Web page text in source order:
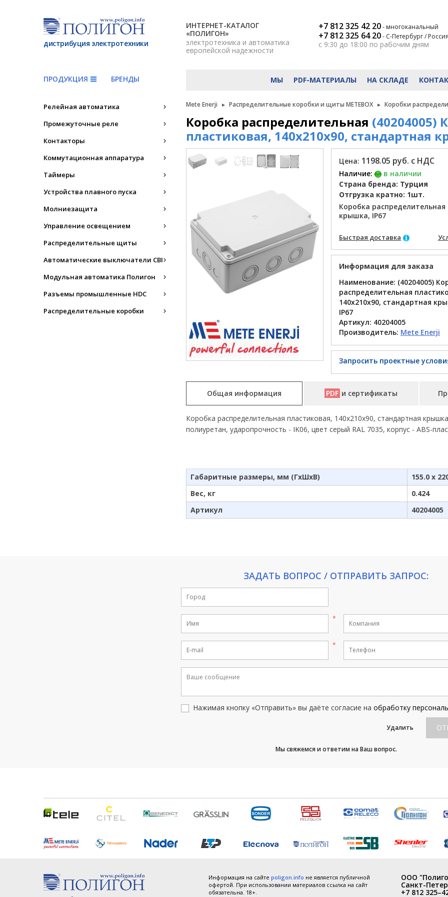
дистрибуция электротехники
ИНТЕРНЕТ-КАТАЛОГ
«ПОЛИГОН»
электротехника и автоматика
европейской надежности
+7 812 325 42 20- многоканальный
+7 812 325 64 20- С-Петербург / Россия
с 9:30 до 18:00 по рабочим дням
ПРОДУКЦИЯ БРЕНДЫ МЫ PDF-МАТЕРИАЛЫ НА СКЛАДЕ
Релейная автоматика
Промежуточные реле
Контакторы
Коммутационная аппаратура
Таймеры
Устройства плавного пуска
Молниезащита
Управление освещением
Распределительные щиты
Автоматические выключатели CBI
Модульная автоматика Полигон
Разъемы промышленные HDC
Распределительные коробки
Mete Enerji Распределительные коробки и щиты METEBOX Коробки
Коробка распределительная (40204005)
пластиковая, 140x210x90, стандартная
Цена: 1198.05 руб. с НДС
Наличие:
в наличии
Страна бренда: Турция
Отгрузка кратно: 1шт.
Коробка
крышка, IP67
Быстрая доставка
Информация для заказа
Наименование: (40204005)
распределительная
140x210x90, стандартная
IP67
Артикул: 40204005
Производитель: Mete Enerji
Запросить проектные
Общая информация PDF и сертификаты
Коробка распределительная пластиковая, 140x210x90, стандартная
полиуретан, ударопрочность - IK06, цвет серый RAL 7035, корпус - ABS-
Габаритные размеры, мм (ГхШхВ)
155.0 x
Вес, кг
0.424
Артикул
40204005
ЗАДАТЬ ВОПРОС / ОТПРАВИТЬ ЗАПРОС:
you
are
human,
this
field
Нажимая кнопку «Отправить» вы даёте согласие на обработку
Удалить
Мы свяжемся и ответим на Ваш вопрос.
Информация на сайте poligon.info не является публичной
офертой. При использовании материалов ссылка на сайт
обязательна. 18+.
ООО
Санкт-
+7 812